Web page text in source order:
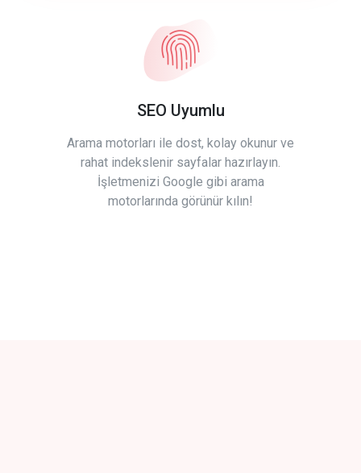
SEO Uyumlu
Arama motorları ile dost, kolay okunur ve
rahat indekslenir sayfalar hazırlayın.
İşletmenizi Google gibi arama
motorlarında görünür kılın!